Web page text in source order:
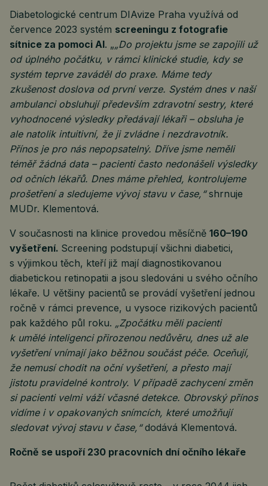
Diabetologické centrum DIAvize Praha využívá od
července 2023 systém screeningu z fotografie
sítnice za pomoci AI. „„Do projektu jsme se zapojili už
od úplného počátku, v rámci klinické studie, kdy se
systém teprve zaváděl do praxe. Máme tedy
zkušenost doslova od první verze. Systém dnes v naší
ambulanci obsluhují především zdravotní sestry, které
vyhodnocené výsledky předávají lékaři – obsluha je
ale natolik intuitivní, že ji zvládne i nezdravotník.
Přínos je pro nás nepopsatelný. Dříve jsme neměli
téměř žádná data – pacienti často nedonášeli výsledky
od očních lékařů. Dnes máme přehled, kontrolujeme
prošetření a sledujeme vývoj stavu v čase,“shrnuje
MUDr. Klementová.
V současnosti na klinice provedou měsíčně 160–190
vyšetření. Screening podstupují všichni diabetici,
s výjimkou těch, kteří již mají diagnostikovanou
diabetickou retinopatii a jsou sledováni u svého očního
lékaře. U většiny pacientů se provádí vyšetření jednou
ročně v rámci prevence, u vysoce rizikových pacientů
pak každého půl roku. „Zpočátku měli pacienti
k umělé inteligenci přirozenou nedůvěru, dnes už ale
vyšetření vnímají jako běžnou součást péče. Oceňují,
že nemusí chodit na oční vyšetření, a přesto mají
jistotu pravidelné kontroly. V případě zachycení změn
si pacienti velmi váží včasné detekce. Obrovský přínos
vidíme i v opakovaných snímcích, které umožňují
sledovat vývoj stavu v čase,“dodává Klementová.
Ročně se uspoří 230 pracovních dní očního lékaře